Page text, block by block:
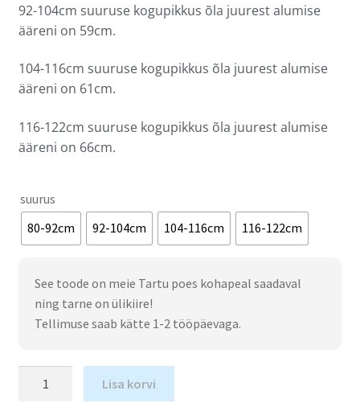
92-104cm suuruse kogupikkus õla juurest alumise
ääreni on 59cm.
104-116cm suuruse kogupikkus õla juurest alumise
ääreni on 61cm.
116-122cm suuruse kogupikkus õla juurest alumise
ääreni on 66cm.
suurus
80-92cm
92-104cm 104-116cm 116-122cm
See toode on meie Tartu poes kohapeal saadaval
ning tarne on ülikiire!
Tellimuse saab kätte 1-2 tööpäevaga.
Lisa korvi